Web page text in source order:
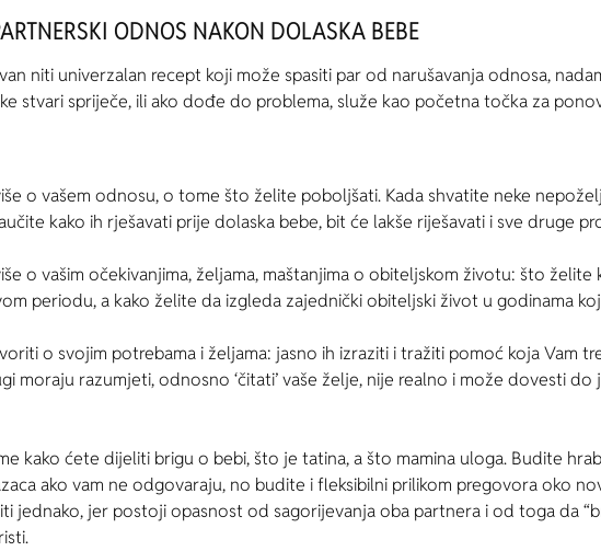
ODNOS NAKON DOLASKA BEBE
niti univerzalan recept koji može spasiti par od narušavanja odnosa,
stvari spriječe, ili ako dođe do problema, služe kao početna točka za
o vašem odnosu, o tome što želite poboljšati. Kada shvatite neke
kako ih rješavati prije dolaska bebe, bit će lakše riješavati i sve druge
o vašim očekivanjima, željama, maštanjima o obiteljskom životu: što
periodu, a kako želite da izgleda zajednički obiteljski život u godinama
o svojim potrebama i željama: jasno ih izraziti i tražiti pomoć koja Vam
moraju razumjeti, odnosno ‘čitati’ vaše želje, nije realno i može dovesti do
kako ćete dijeliti brigu o bebi, što je tatina, a što mamina uloga. Budite
ako vam ne odgovaraju, no budite i fleksibilni prilikom pregovora oko
jednako, jer postoji opasnost od sagorijevanja oba partnera i od toga da